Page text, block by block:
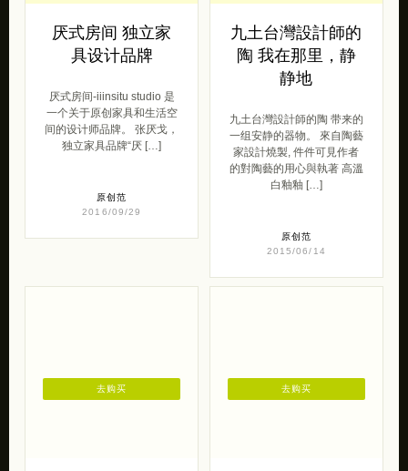
厌式房间 独立家
具设计品牌
厌式房间-iiinsitu studio 是
一个关于原创家具和生活空
间的设计师品牌。 张厌戈，
独立家具品牌“厌 […]
原创范
2016/09/29
九土台灣設計師的
陶 我在那里，静
静地
九土台灣設計師的陶 带来的
一组安静的器物。 來自陶藝
家設計燒製, 件件可見作者
的對陶藝的用心與執著 高溫
白釉釉 […]
原创范
2015/06/14
去购买 去购买